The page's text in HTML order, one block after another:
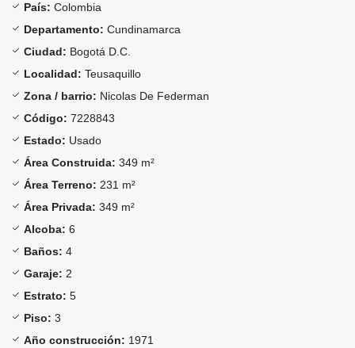
País: Colombia
Departamento: Cundinamarca
Ciudad: Bogotá D.C.
Localidad: Teusaquillo
Zona / barrio: Nicolas De Federman
Código: 7228843
Estado: Usado
Área Construida: 349 m²
Área Terreno: 231 m²
Área Privada: 349 m²
Alcoba: 6
Baños: 4
Garaje: 2
Estrato: 5
Piso: 3
Año construcción: 1971